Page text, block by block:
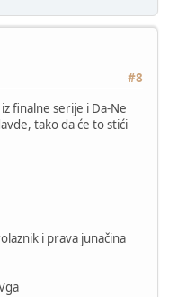
#8
finalne serije i Da-Ne
tako da će to stići
i prava junačina